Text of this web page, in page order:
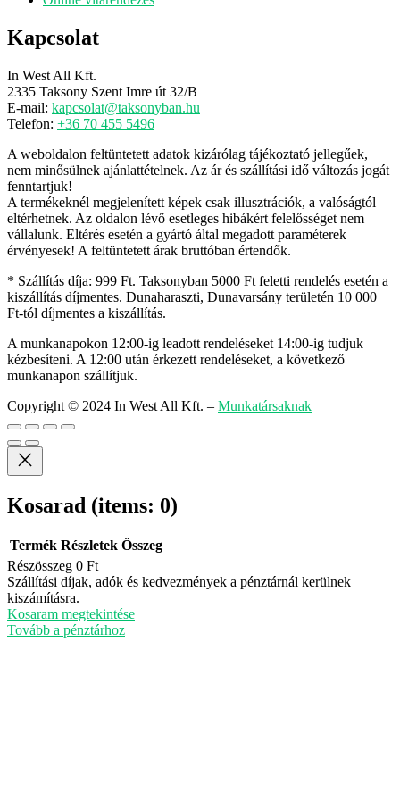
Kapcsolat
In West All Kft.
2335 Taksony Szent Imre út 32/B
E-mail: kapcsolat@taksonyban.hu
Telefon: +36 70 455 5496
A weboldalon feltüntetett adatok kizárólag tájékoztató jellegűek,
nem minősülnek ajánlattételnek. Az ár és szállítási idő változás jogát
fenntartjuk!
A termékeknél megjelenített képek csak illusztrációk, a valóságtól
eltérhetnek. Az oldalon lévő esetleges hibákért felelősséget nem
vállalunk. Eltérés esetén a gyártó által megadott paraméterek
érvényesek! A feltüntetett árak bruttóban értendők.
* Szállítás díja: 999 Ft. Taksonyban 5000 Ft feletti rendelés esetén a
kiszállítás díjmentes. Dunaharaszti, Dunavarsány területén 10 000
Ft-tól díjmentes a kiszállítás.
A munkanapokon 12:00-ig leadott rendeléseket 14:00-ig tudjuk
kézbesíteni. A 12:00 után érkezett rendeléseket, a következő
munkanapon szállítjuk.
Copyright © 2024 In West All Kft. – Munkatársaknak
Kosarad (items: 0)
Termékek
a
kosárban
Termék Részletek Összeg
Részösszeg 0 Ft
Szállítási díjak, adók és kedvezmények a pénztárnál kerülnek
kiszámításra.
Kosaram megtekintése
Tovább a pénztárhoz